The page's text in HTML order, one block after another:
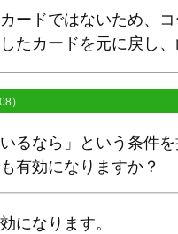
ードではないため、
たカードを元に戻し
）
いるなら」という条件
有効になりますか？
になります。